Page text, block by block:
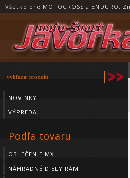
Všetko pre MOTOCROSS a
NOVINKY
VÝPREDAJ
Podľa tovaru
OBLEČENIE MX
NÁHRADNÉ DIELY RÁM